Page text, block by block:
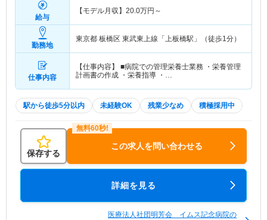
給与
【モデル月収】 20.0万円～
勤務地
東京都 板橋区 東武東上線「上板橋駅」（徒歩1分）
仕事内容
【仕事内容】 ■病院での管理栄養士業務 ・栄養管理
計画書の作成 ・栄養指導 ・…
駅から徒歩5分以内 未経験OK 残業少なめ 積極採用中
保存する
この求人を問い合わせる
詳細を見る
医療法人社団明芳会 イムス記念病院の